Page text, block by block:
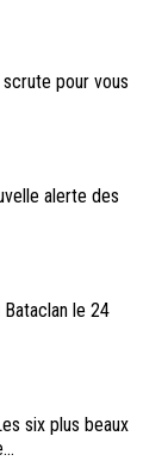
scrute pour vous
alerte des
Bataclan le 24
six plus beaux